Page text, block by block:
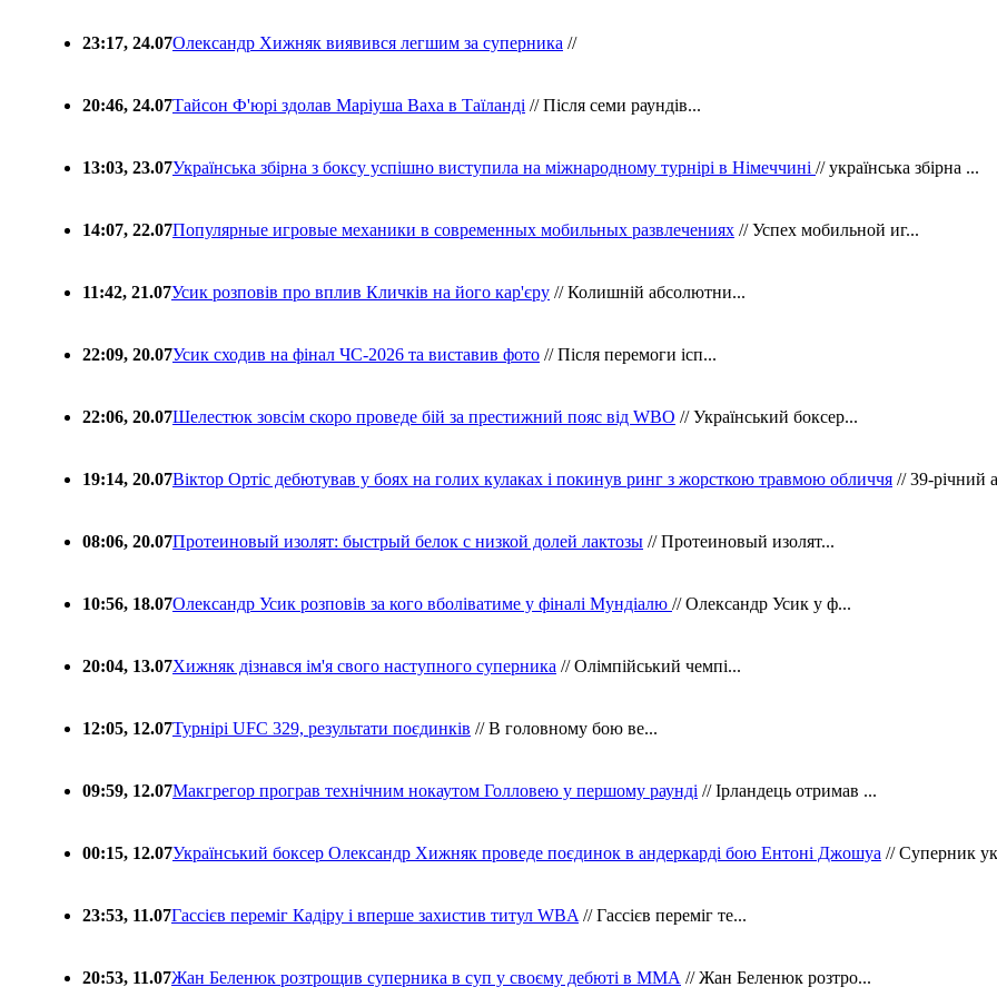
23:17, 24.07Олександр Хижняк виявився легшим за суперника //
20:46, 24.07Тайсон Ф'юрі здолав Маріуша Ваха в Таїланді // Після семи раундів...
13:03, 23.07Українська збірна з боксу успішно виступила на міжнародному турнірі в Німеччині // українська збірна ...
14:07, 22.07Популярные игровые механики в современных мобильных развлечениях // Успех мобильной иг...
11:42, 21.07Усик розповів про вплив Кличків на його кар'єру // Колишній абсолютни...
22:09, 20.07Усик сходив на фінал ЧС-2026 та виставив фото // Після перемоги ісп...
22:06, 20.07Шелестюк зовсім скоро проведе бій за престижний пояс від WBO // Український боксер...
19:14, 20.07Віктор Ортіс дебютував у боях на голих кулаках і покинув ринг з жорсткою травмою обличчя // 39-річний
08:06, 20.07Протеиновый изолят: быстрый белок с низкой долей лактозы // Протеиновый изолят...
10:56, 18.07Олександр Усик розповів за кого вболіватиме у фіналі Мундіалю // Олександр Усик у ф...
20:04, 13.07Хижняк дізнався ім'я свого наступного суперника // Олімпійський чемпі...
12:05, 12.07Турнірі UFC 329, результати поєдинків // В головному бою ве...
09:59, 12.07Макгрегор програв технічним нокаутом Голловею у першому раунді // Ірландець отримав ...
00:15, 12.07Український боксер Олександр Хижняк проведе поєдинок в андеркарді бою Ентоні Джошуа // Суперник
23:53, 11.07Гассієв переміг Кадіру і вперше захистив титул WBA // Гассієв переміг те...
20:53, 11.07Жан Беленюк розтрощив суперника в суп у своєму дебюті в ММА // Жан Беленюк розтро...